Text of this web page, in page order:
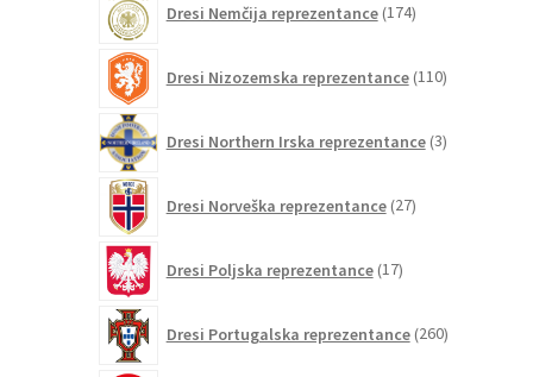
Dresi Nemčija reprezentance 174izdelkov
Dresi Nizozemska reprezentance 110izdelkov
Dresi Northern Irska reprezentance 3izdelki
Dresi Norveška reprezentance 27izdelkov
Dresi Poljska reprezentance 17izdelkov
Dresi Portugalska reprezentance 260izdelkov